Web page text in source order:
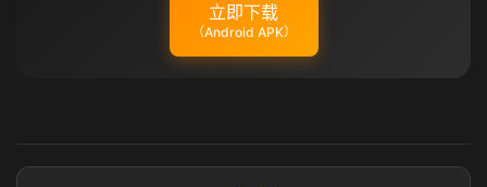
立即下载
（Android APK）